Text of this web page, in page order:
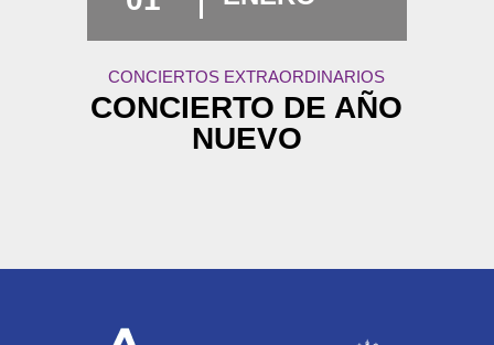
CONCIERTOS EXTRAORDINARIOS
CONCIERTO DE AÑO
NUEVO